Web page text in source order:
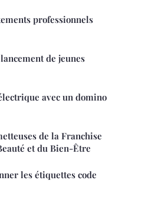
professionnels
de jeunes
avec un domino
de la Franchise
et du Bien-Être
les étiquettes code